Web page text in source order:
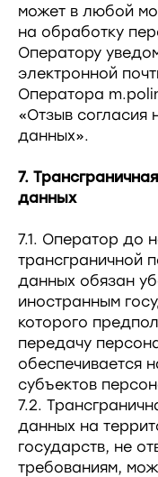
может в любой
на обработку
Оператору
электронной
Оператора
«Отзыв согласия
данных».
7.
данных
7.1. Оператор до
трансграничной
данных обязан
иностранным
которого
передачу
обеспечивается
субъектов
7.2.
данных на
государств, не
требованиям,